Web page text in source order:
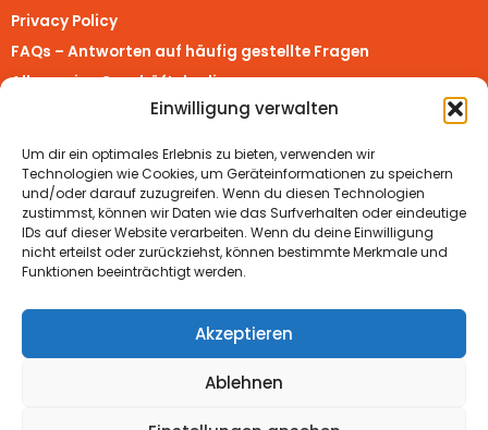
Einwilligung verwalten
Um dir ein optimales Erlebnis zu bieten, verwenden wir
Technologien wie Cookies, um Geräteinformationen zu speichern
und/oder darauf zuzugreifen. Wenn du diesen Technologien
zustimmst, können wir Daten wie das Surfverhalten oder eindeutige
IDs auf dieser Website verarbeiten. Wenn du deine Einwilligung
nicht erteilst oder zurückziehst, können bestimmte Merkmale und
Funktionen beeinträchtigt werden.
Akzeptieren
Ablehnen
Privacy Policy
FAQs – Antworten auf häufig gestellte Fragen
Allgemeine Geschäftsbedingungen
Richtlinie für Rückerstattungen und Rückgaben
Vertrag widerrufen
Real Turmat Shops
Real Turmat Worldwide
Real Turmat Deutschland